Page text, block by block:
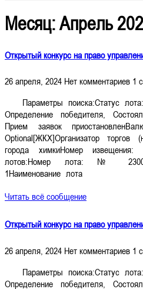
Кнопка
Закрыть
Месяц:Апрель
Открытый конкурс на право
26 апреля, 2024 Нет комментариев 1
Параметры поиска:Статус
Определение победителя,
Прием заявок
Optional[ЖКХ]Организатор торгов
города химкиНомер извещения:
лотов:Номер лота: №
1Наименование лота
Читать всё сообщение
Открытый конкурс на право
26 апреля, 2024 Нет комментариев 1
Параметры поиска:Статус
Определение победителя,